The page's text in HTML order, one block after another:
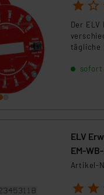
eingestuft wird. So
verarbeiten,
Dienstleistern stützt
Beurteilung der
1 2
Der
tägliche
ELV
EM-
Artikel-
1 2